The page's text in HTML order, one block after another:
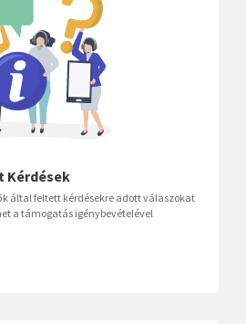
Kérdések
által feltett kérdésekre adott válaszokat
a támogatás igénybevételével